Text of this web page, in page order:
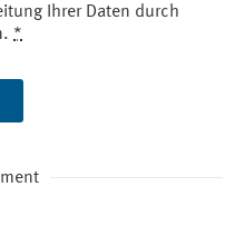
Ihrer Daten durch
*